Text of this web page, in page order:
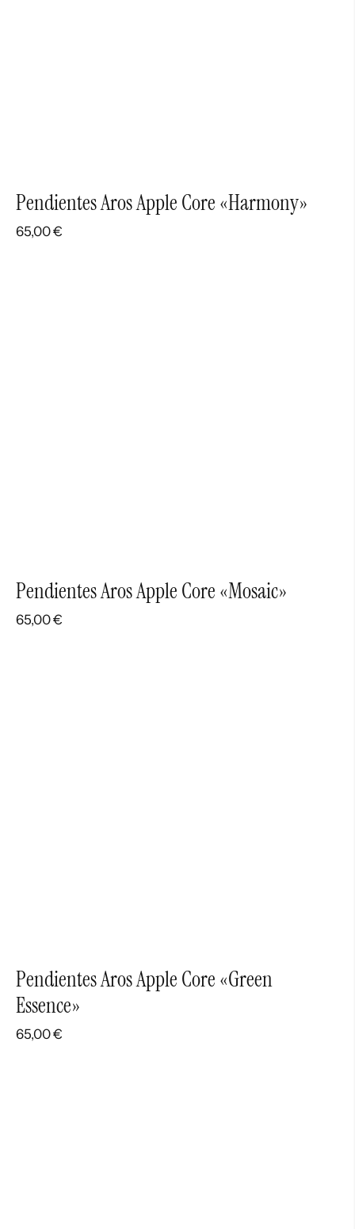
Pendientes Aros Apple Core «Harmony»
65,00€
Pendientes Aros Apple Core «Mosaic»
65,00€
Pendientes Aros Apple Core «Green
Essence»
65,00€